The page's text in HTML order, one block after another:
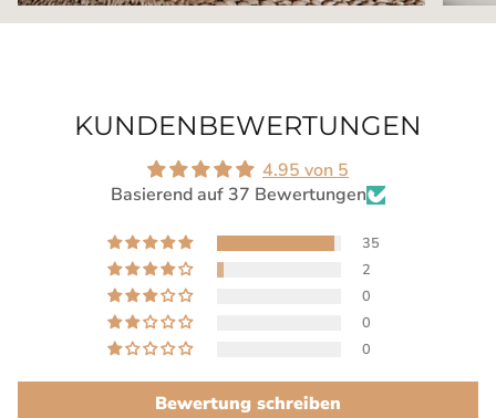
KUNDENBEWERTUNGEN
4.95 von 5
Basierend auf 37 Bewertungen
35
2
0
0
0
Bewertung schreiben